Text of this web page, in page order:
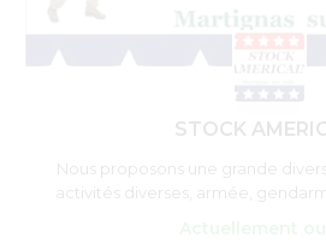
STOCK
Nous proposons une grande
activités diverses, armée,